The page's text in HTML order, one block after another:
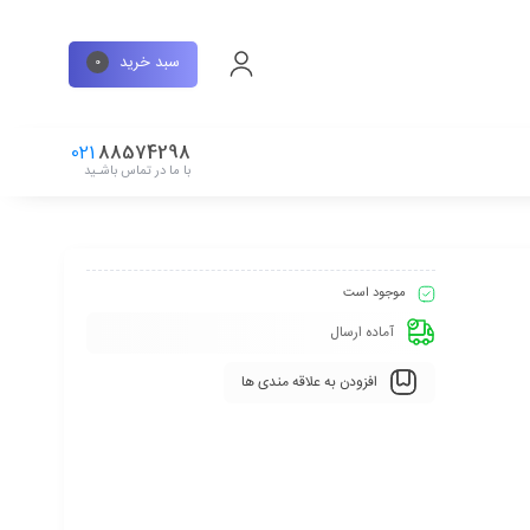
سبد خرید 0
88574298
021
با ما در تماس باشـید
موجود است
آماده ارسال
افزودن به علاقه مندی ها